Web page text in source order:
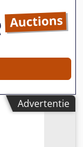
Advertentie